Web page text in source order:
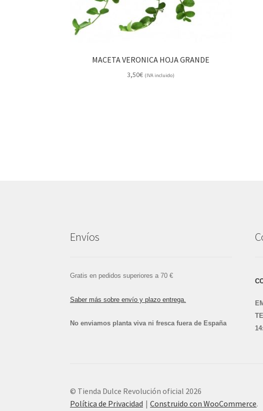
MACETA VERONICA HOJA GRANDE
3,50€ (IVA incluido)
Envíos
Gratis en pedidos superiores a 70 €
Saber más sobre envío y plazo entrega.
No enviamos planta viva ni fresca fuera de España
© Tienda Dulce Revolución oficial 2026
Política de Privacidad
Construido con WooCommerce.